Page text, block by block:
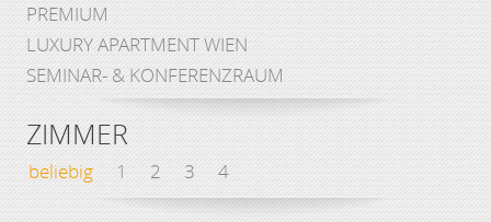
PREMIUM
LUXURY APARTMENT WIEN
SEMINAR- & KONFERENZRAUM
ZIMMER
beliebig 1 2 3 4